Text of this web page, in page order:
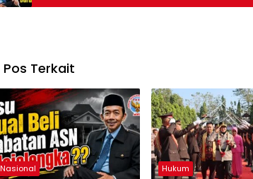
Pos Terkait
Nasional Hukum